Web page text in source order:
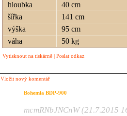
hloubka
40 cm
šířka
141 cm
výška
95 cm
váha
50 kg
Vytisknout na tiskárně | Poslat odkaz
Vložit nový komentář
Bohemia BDP-900
mcmRNbJNCnW (21.7.2015